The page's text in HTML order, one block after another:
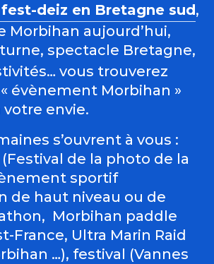
deiz en Bretagne sud,
Morbihan aujourd’hui,
spectacle Bretagne,
vous trouverez
évènement Morbihan »
envie.
s’ouvrent à vous :
de la photo de la
sportif
de haut niveau ou de
Morbihan paddle
France, Ultra Marin Raid
…), festival (Vannes